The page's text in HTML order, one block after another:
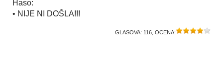
Haso:
• NIJE NI DOŠLA!!!
GLASOVA: 116 , OCENA: